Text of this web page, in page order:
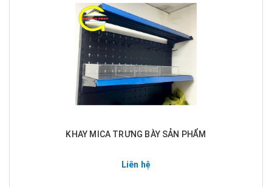
KHAY MICA TRƯNG BÀY SẢN PHẨM
Liên hệ